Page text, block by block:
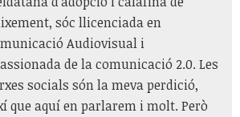
sóc llicenciada en
Audiovisual i
de la comunicació 2.0. Les
socials són la meva perdició,
que aquí en parlarem i molt. Però